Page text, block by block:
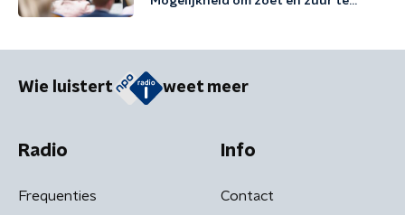
Wie luistert weet meer
Radio
Frequenties
Info
Contact